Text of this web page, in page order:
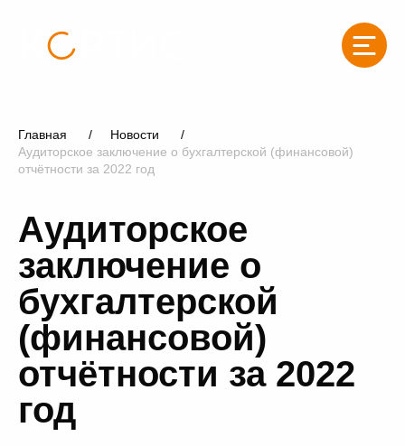
Аудиторское
заключение о
бухгалтерской
(финансовой)
отчётности за 2022
год
Главная
Новости
Аудиторское заключение о бухгалтерской (финансовой)
отчётности за 2022 год